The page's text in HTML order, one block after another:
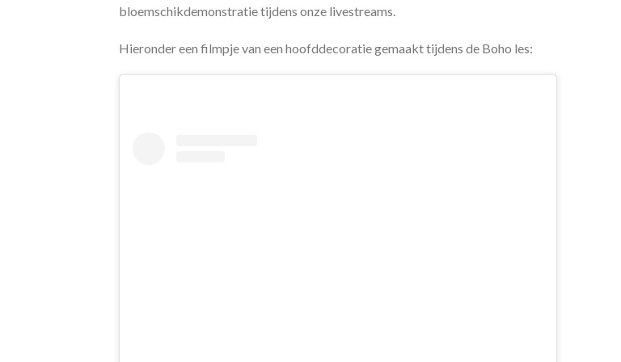
bloemschikdemonstratie tijdens onze livestreams.
Hieronder een filmpje van een hoofddecoratie gemaakt tijdens de Boho les: